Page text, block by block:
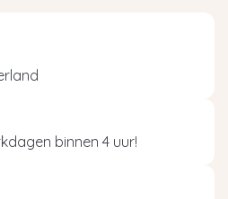
binnen 4 uur!